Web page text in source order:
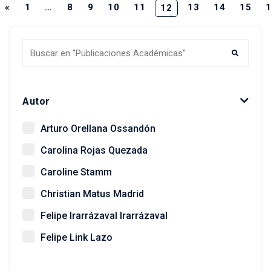
Autor
Arturo Orellana Ossandón
Carolina Rojas Quezada
Caroline Stamm
Christian Matus Madrid
Felipe Irarrázaval Irarrázaval
Felipe Link Lazo
« 1 … 8 9 10 11 12 13 14 15